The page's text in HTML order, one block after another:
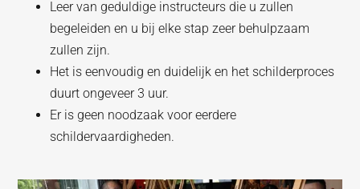
Leer van geduldige instructeurs die u zullen
begeleiden en u bij elke stap zeer behulpzaam
zullen zijn.
Het is eenvoudig en duidelijk en het schilderproces
duurt ongeveer 3 uur.
Er is geen noodzaak voor eerdere
schildervaardigheden.